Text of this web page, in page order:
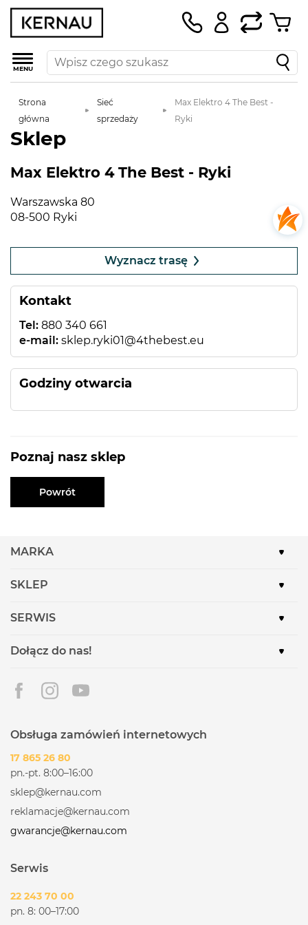
MENU
Strona
główna
Sieć
sprzedaży
Max Elektro 4 The Best -
Ryki
Sklep
Max Elektro 4 The Best - Ryki
Warszawska 80
08-500 Ryki
Kontakt
Tel: 880 340 661
e-mail: sklep.ryki01@4thebest.eu
Godziny otwarcia
−
contributors
Wyznacz trasę
Poznaj nasz sklep
Powrót
MARKA
SKLEP
SERWIS
Dołącz do nas!
Obsługa zamówień internetowych
17 865 26 80
pn.-pt. 8:00–16:00
sklep@kernau.com
reklamacje@kernau.com
gwarancje@kernau.com
Serwis
22 243 70 00
pn. 8: 00–17:00